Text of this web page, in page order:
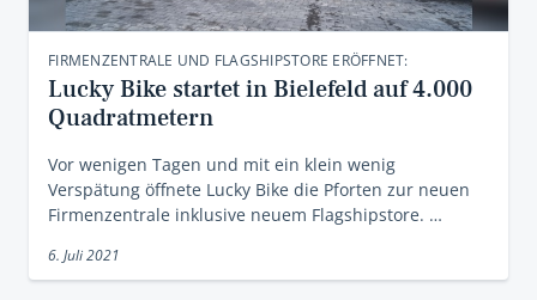
FIRMENZENTRALE UND FLAGSHIPSTORE ERÖFFNET:
Lucky Bike startet in Bielefeld auf 4.000
Quadratmetern
Vor wenigen Tagen und mit ein klein wenig
Verspätung öffnete Lucky Bike die Pforten zur neuen
Firmenzentrale inklusive neuem Flagshipstore. …
6. Juli 2021